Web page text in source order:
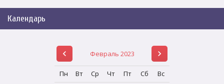
Календарь
Февраль 2023
Пн Вт Ср Чт Пт Сб Вс